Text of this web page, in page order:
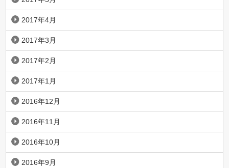
2017年4月
2017年3月
2017年2月
2017年1月
2016年12月
2016年11月
2016年10月
2016年9月